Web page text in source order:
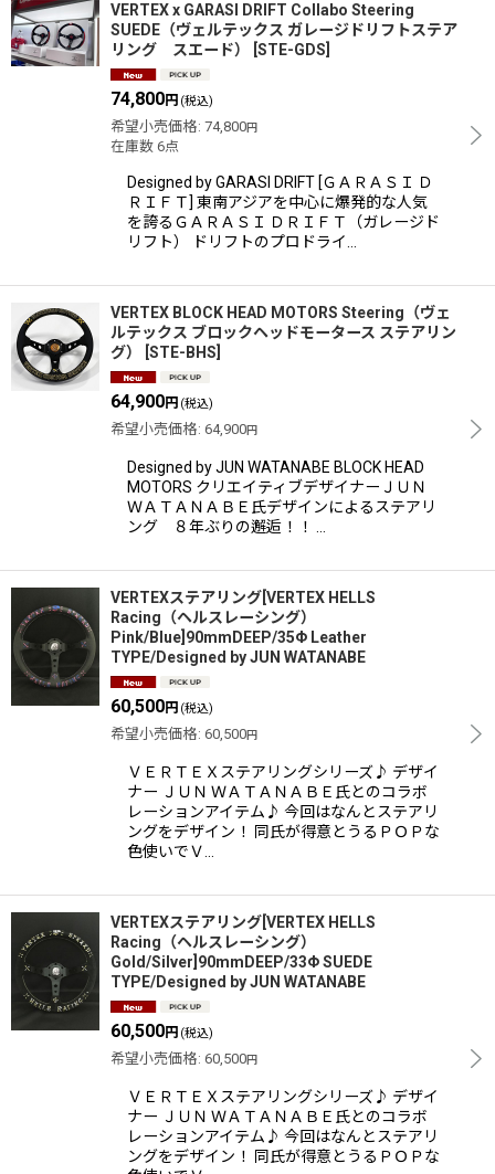
VERTEX x GARASI DRIFT Collabo Steering
SUEDE（ヴェルテックス ガレージドリフトステア
リング スエード）
STE-GDS
74,800円 (税込)
希望小売価格: 74,800円
在庫数 6点
Designed by GARASI DRIFT [ＧＡＲＡＳＩ Ｄ
ＲＩＦＴ] 東南アジアを中心に爆発的な人気
を誇るＧＡＲＡＳＩ ＤＲＩＦＴ（ガレージド
リフト） ドリフトのプロドライ…
VERTEX BLOCK HEAD MOTORS Steering（ヴェ
ルテックス ブロックヘッドモータース ステアリン
グ）
STE-BHS
64,900円 (税込)
希望小売価格: 64,900円
Designed by JUN WATANABE BLOCK HEAD
MOTORS クリエイティブデザイナーＪＵＮ
ＷＡＴＡＮＡＢＥ氏デザインによるステアリ
ング ８年ぶりの邂逅！！ …
VERTEXステアリング[VERTEX HELLS
Racing（ヘルスレーシング）
Pink/Blue]90mmDEEP/35Φ Leather
TYPE/Designed by JUN WATANABE
60,500円 (税込)
希望小売価格: 60,500円
ＶＥＲＴＥＸステアリングシリーズ♪ デザイ
ナー ＪＵＮ ＷＡＴＡＮＡＢＥ氏とのコラボ
レーションアイテム♪ 今回はなんとステアリ
ングをデザイン！ 同氏が得意とうるＰＯＰな
色使いでＶ…
VERTEXステアリング[VERTEX HELLS
Racing（ヘルスレーシング）
Gold/Silver]90mmDEEP/33Φ SUEDE
TYPE/Designed by JUN WATANABE
60,500円 (税込)
希望小売価格: 60,500円
ＶＥＲＴＥＸステアリングシリーズ♪ デザイ
ナー ＪＵＮ ＷＡＴＡＮＡＢＥ氏とのコラボ
レーションアイテム♪ 今回はなんとステアリ
ングをデザイン！ 同氏が得意とうるＰＯＰな